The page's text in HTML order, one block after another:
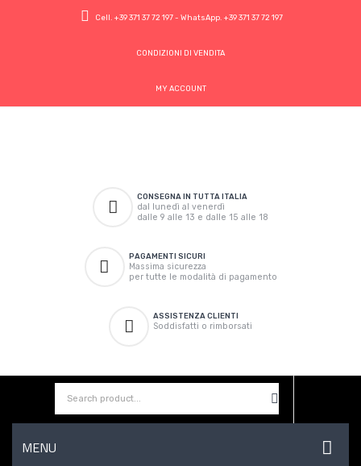
Cell. +39 371 37 72 197- WhatsApp. +39 371 37 72 197
CONDIZIONI DI VENDITA
MY ACCOUNT
CONSEGNA IN TUTTA ITALIA
dal lunedì al venerdì
dalle 9 alle 13 e dalle 15 alle 18
PAGAMENTI SICURI
Massima sicurezza
per tutte le modalità di pagamento
ASSISTENZA CLIENTI
Soddisfatti o rimborsati
MENU